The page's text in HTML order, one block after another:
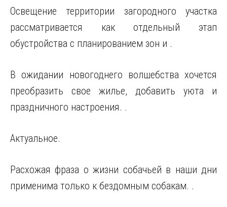
Освещение территории загородного участка
рассматривается как отдельный этап
обустройства с планированием зон и .
В ожидании новогоднего волшебства хочется
преобразить свое жилье, добавить уюта и
праздничного настроения. .
Актуальное.
Расхожая фраза о жизни собачьей в наши дни
применима только к бездомным собакам. .